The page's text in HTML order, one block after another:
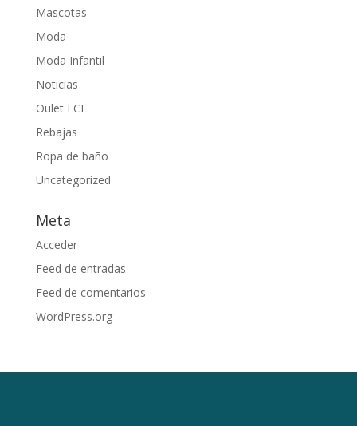
Mascotas
Moda
Moda Infantil
Noticias
Oulet ECI
Rebajas
Ropa de baño
Uncategorized
Meta
Acceder
Feed de entradas
Feed de comentarios
WordPress.org